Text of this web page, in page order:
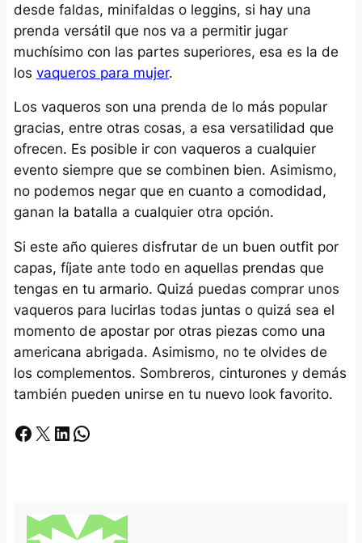
desde faldas, minifaldas o leggins, si hay una
prenda versátil que nos va a permitir jugar
muchísimo con las partes superiores, esa es la de
los vaqueros para mujer.
Los vaqueros son una prenda de lo más popular
gracias, entre otras cosas, a esa versatilidad que
ofrecen. Es posible ir con vaqueros a cualquier
evento siempre que se combinen bien. Asimismo,
no podemos negar que en cuanto a comodidad,
ganan la batalla a cualquier otra opción.
Si este año quieres disfrutar de un buen outfit por
capas, fíjate ante todo en aquellas prendas que
tengas en tu armario. Quizá puedas comprar unos
vaqueros para lucirlas todas juntas o quizá sea el
momento de apostar por otras piezas como una
americana abrigada. Asimismo, no te olvides de
los complementos. Sombreros, cinturones y demás
también pueden unirse en tu nuevo look favorito.
Facebook X LinkedIn Whatsapp